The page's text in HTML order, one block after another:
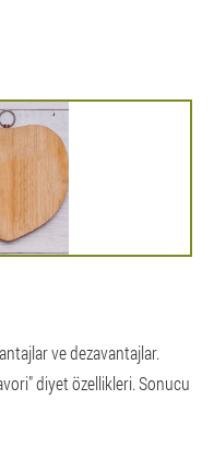
ve dezavantajlar.
diyet özellikleri. Sonucu